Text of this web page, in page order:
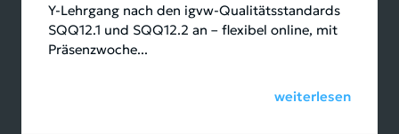
Y-Lehrgang nach den igvw-Qualitätsstandards
SQQ12.1 und SQQ12.2 an – flexibel online, mit
Präsenzwoche...
weiterlesen